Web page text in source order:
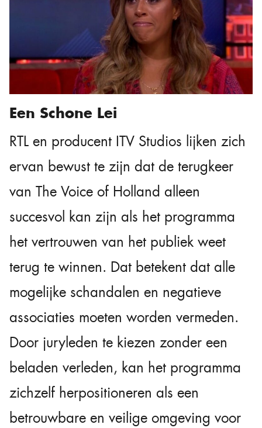
Een Schone Lei
RTL en producent ITV Studios lijken zich
ervan bewust te zijn dat de terugkeer
van The Voice of Holland alleen
succesvol kan zijn als het programma
het vertrouwen van het publiek weet
terug te winnen. Dat betekent dat alle
mogelijke schandalen en negatieve
associaties moeten worden vermeden.
Door juryleden te kiezen zonder een
beladen verleden, kan het programma
zichzelf herpositioneren als een
betrouwbare en veilige omgeving voor